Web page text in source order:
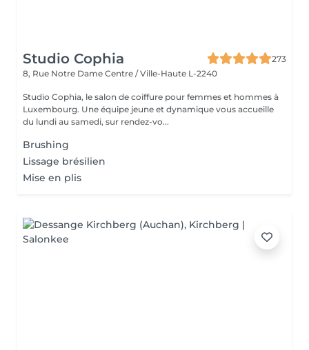
Studio Cophia
273
8, Rue Notre Dame Centre / Ville-Haute L-2240
Studio Cophia, le salon de coiffure pour femmes et hommes à
Luxembourg. Une équipe jeune et dynamique vous accueille
du lundi au samedi, sur rendez-vo...
Brushing
Lissage brésilien
Mise en plis